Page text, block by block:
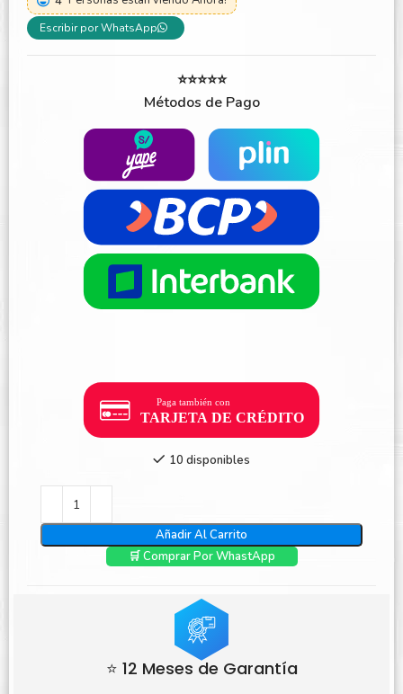
Escribir por WhatsApp
⭐⭐⭐⭐⭐
Métodos de Pago
10 disponibles
Añadir Al Carrito
🛒 Comprar Por WhastApp
⭐ 12 Meses de Garantía